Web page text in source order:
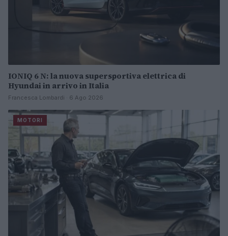
IONIQ 6 N: la nuova supersportiva elettrica di
Hyundai in arrivo in Italia
Francesca Lombardi · 6 Ago 2026
MOTORI